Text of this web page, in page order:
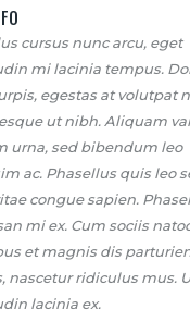
cursus nunc arcu, eget
mi lacinia tempus.
egestas at volutpat
ut nibh. Aliquam
urna, sed bibendum leo
ac. Phasellus quis leo
congue sapien.
mi ex. Cum sociis
et magnis dis
nascetur ridiculus mus.
lacinia ex.